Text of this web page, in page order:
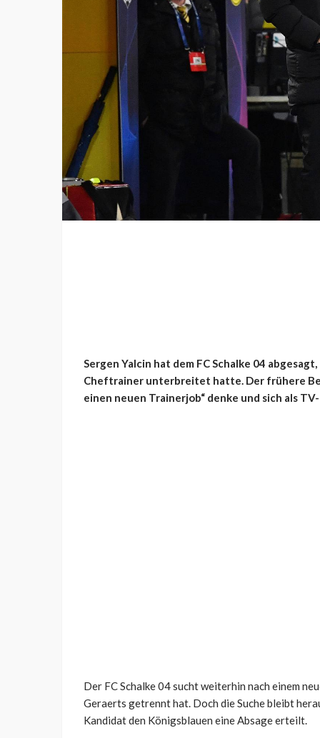
Sergen Yalcin hat dem FC Schalke 04
Cheftrainer unterbreitet hatte. Der frühere
einen neuen Trainerjob“ denke und sich als
Der FC Schalke 04 sucht weiterhin nach einem
Geraerts getrennt hat. Doch die Suche bleibt
Kandidat den Königsblauen eine Absage erteilt.